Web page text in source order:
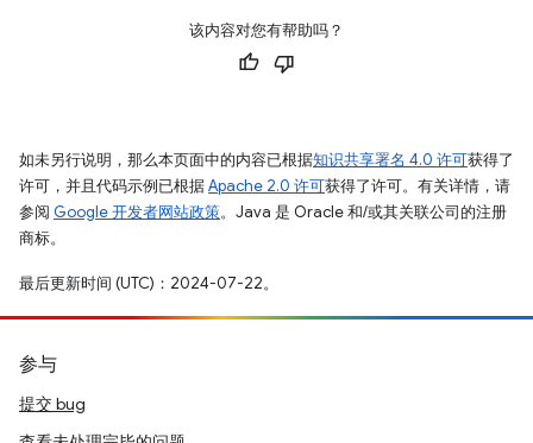
该内容对您有帮助吗？
如未另行说明，那么本页面中的内容已根据知识共享署名 4.0 许可获得了
许可，并且代码示例已根据Apache 2.0 许可获得了许可。有关详情，请
参阅 Google 开发者网站政策。Java 是 Oracle 和/或其关联公司的注册
商标。
最后更新时间 (UTC)：2024-07-22。
参与
提交 bug